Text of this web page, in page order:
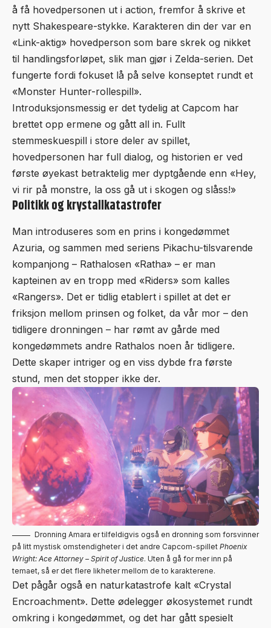
å få hovedpersonen ut i action, fremfor å skrive et
nytt Shakespeare-stykke. Karakteren din der var en
«Link-aktig» hovedperson som bare skrek og nikket
til handlingsforløpet, slik man gjør i Zelda-serien. Det
fungerte fordi fokuset lå på selve konseptet rundt et
«Monster Hunter-rollespill».
Introduksjonsmessig er det tydelig at Capcom har
brettet opp ermene og gått all in. Fullt
stemmeskuespill i store deler av spillet,
hovedpersonen har full dialog, og historien er ved
første øyekast betraktelig mer dyptgående enn «Hey,
vi rir på monstre, la oss gå ut i skogen og slåss!»
Politikk og krystallkatastrofer
Man introduseres som en prins i kongedømmet
Azuria, og sammen med seriens Pikachu-tilsvarende
kompanjong – Rathalosen «Ratha» – er man
kapteinen av en tropp med «Riders» som kalles
«Rangers». Det er tidlig etablert i spillet at det er
friksjon mellom prinsen og folket, da vår mor – den
tidligere dronningen – har rømt av gårde med
kongedømmets andre Rathalos noen år tidligere.
Dette skaper intriger og en viss dybde fra første
stund, men det stopper ikke der.
Dronning Amara er tilfeldigvis også en dronning som forsvinner
på litt mystisk omstendigheter i det andre Capcom-spillet Phoenix
Wright: Ace Attorney – Spirit of Justice. Uten å gå for mer inn på
temaet, så er det flere likheter mellom de to karakterene.
Det pågår også en naturkatastrofe kalt «Crystal
Encroachment». Dette ødelegger økosystemet rundt
omkring i kongedømmet, og det har gått spesielt